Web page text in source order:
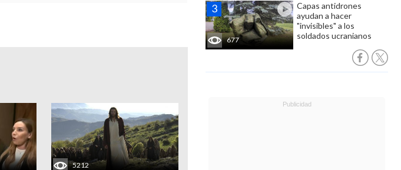
677
Capas antidrones
ayudan a hacer
"invisibles" a los
soldados ucranianos
5212